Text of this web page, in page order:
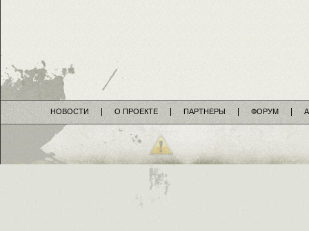
НОВОСТИ О ПРОЕКТЕ ПАРТНЕРЫ ФОРУМ